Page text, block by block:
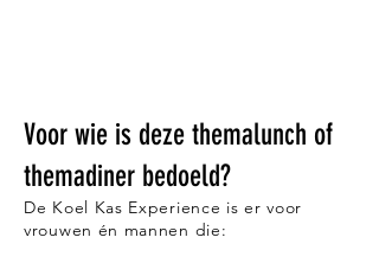
Voor wie is deze themalunch of
themadiner bedoeld?
De Koel Kas Experience is er voor
vrouwen én mannen die: